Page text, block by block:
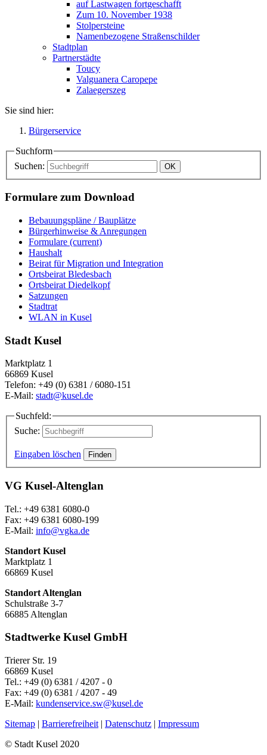
auf Lastwagen fortgeschafft
Zum 10. November 1938
Stolpersteine
Namenbezogene Straßenschilder
Stadtplan
Partnerstädte
Toucy
Valguanera Caropepe
Zalaegerszeg
Sie sind hier:
Bürgerservice
Suchform
Suchen:
Formulare zum Download
Bebauungspläne / Bauplätze
Bürgerhinweise & Anregungen
Formulare (current)
Haushalt
Beirat für Migration und Integration
Ortsbeirat Bledesbach
Ortsbeirat Diedelkopf
Satzungen
Stadtrat
WLAN in Kusel
Stadt Kusel
Marktplatz 1
66869 Kusel
Telefon: +49 (0) 6381 / 6080-151
E-Mail: stadt@kusel.de
Suchfeld:
Suche:
Eingaben löschen
VG Kusel-Altenglan
Tel.: +49 6381 6080-0
Fax: +49 6381 6080-199
E-Mail: info@vgka.de
Standort Kusel
Marktplatz 1
66869 Kusel
Standort Altenglan
Schulstraße 3-7
66885 Altenglan
Stadtwerke Kusel GmbH
Trierer Str. 19
66869 Kusel
Tel.: +49 (0) 6381 / 4207 - 0
Fax: +49 (0) 6381 / 4207 - 49
E-Mail: kundenservice.sw@kusel.de
Sitemap | Barrierefreiheit | Datenschutz | Impressum
© Stadt Kusel 2020